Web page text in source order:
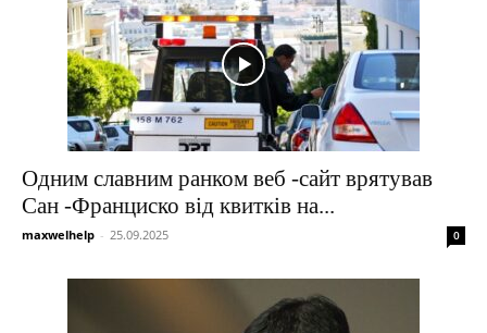
Одним славним ранком веб -сайт врятував
Сан -Франциско від квитків на...
maxwelhelp - 25.09.2025 0